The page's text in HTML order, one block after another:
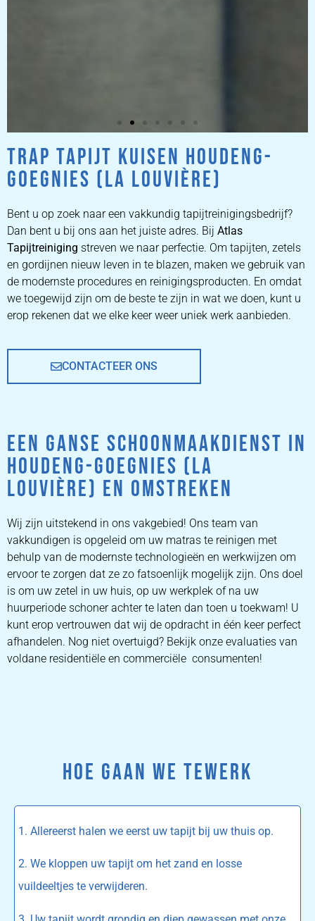
ZETEL
REINIGEN
ZETEL REINIGEN DOOR
PROFESSIONALS
PRIJZEN
TRAP TAPIJT KUISEN HOUDENG-
GOEGNIES (LA LOUVIÈRE)
Bent u op zoek naar een vakkundig tapijtreinigingsbedrijf?
Dan bent u bij ons aan het juiste adres. Bij Atlas
Tapijtreiniging streven we naar perfectie. Om tapijten, zetels
en gordijnen nieuw leven in te blazen, maken we gebruik van
de modernste procedures en reinigingsproducten. En omdat
we toegewijd zijn om de beste te zijn in wat we doen, kunt u
erop rekenen dat we elke keer weer uniek werk aanbieden.
CONTACTEER ONS
EEN GANSE SCHOONMAAKDIENST IN
HOUDENG-GOEGNIES (LA
LOUVIÈRE) EN OMSTREKEN
Wij zijn uitstekend in ons vakgebied! Ons team van
vakkundigen is opgeleid om uw matras te reinigen met
behulp van de modernste technologieën en werkwijzen om
ervoor te zorgen dat ze zo fatsoenlijk mogelijk zijn. Ons doel
is om uw zetel in uw huis, op uw werkplek of na uw
huurperiode schoner achter te laten dan toen u toekwam! U
kunt erop vertrouwen dat wij de opdracht in één keer perfect
afhandelen. Nog niet overtuigd? Bekijk onze evaluaties van
voldane residentiële en commerciële consumenten!
HOE GAAN WE TEWERK
1. Allereerst halen we eerst uw tapijt bij uw thuis op.
2. We kloppen uw tapijt om het zand en losse
vuildeeltjes te verwijderen.